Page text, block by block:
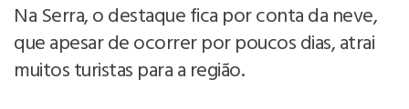
Na Serra, o destaque fica por conta da neve,
que apesar de ocorrer por poucos dias, atrai
muitos turistas para a região.